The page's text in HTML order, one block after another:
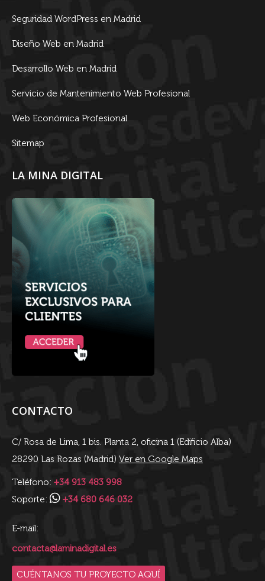
Seguridad WordPress en Madrid
Diseño Web en Madrid
Desarrollo Web en Madrid
Servicio de Mantenimiento Web Profesional
Web Económica Profesional
Sitemap
LA MINA DIGITAL
CONTACTO
C/ Rosa de Lima, 1 bis. Planta 2, oficina 1 (Edificio Alba)
28290 Las Rozas (Madrid) Ver en Google Maps
Teléfono: +34 913 483 998
Soporte:
+34 680 646 032
E-mail:
contacta@laminadigital.es
CUÉNTANOS TU PROYECTO AQUÍ